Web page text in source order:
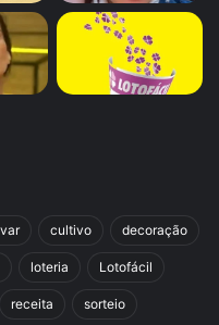
cultivo decoração
loteria Lotofácil
receita sorteio